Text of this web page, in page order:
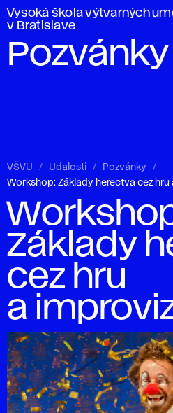
Vysoká škola výtvarných
v Bratislave
Pozvánky
VŠVU Udalosti
Pozvánky
Workshop: Základy herectva cez hru
Základy
cez hru
a